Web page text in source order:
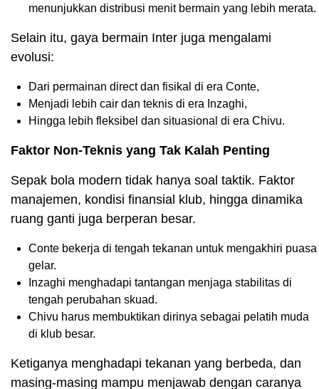
menunjukkan distribusi menit bermain yang lebih merata.
Selain itu, gaya bermain Inter juga mengalami
evolusi:
Dari permainan direct dan fisikal di era Conte,
Menjadi lebih cair dan teknis di era Inzaghi,
Hingga lebih fleksibel dan situasional di era Chivu.
Faktor Non-Teknis yang Tak Kalah Penting
Sepak bola modern tidak hanya soal taktik. Faktor
manajemen, kondisi finansial klub, hingga dinamika
ruang ganti juga berperan besar.
Conte bekerja di tengah tekanan untuk mengakhiri puasa
gelar.
Inzaghi menghadapi tantangan menjaga stabilitas di
tengah perubahan skuad.
Chivu harus membuktikan dirinya sebagai pelatih muda
di klub besar.
Ketiganya menghadapi tekanan yang berbeda, dan
masing-masing mampu menjawab dengan caranya